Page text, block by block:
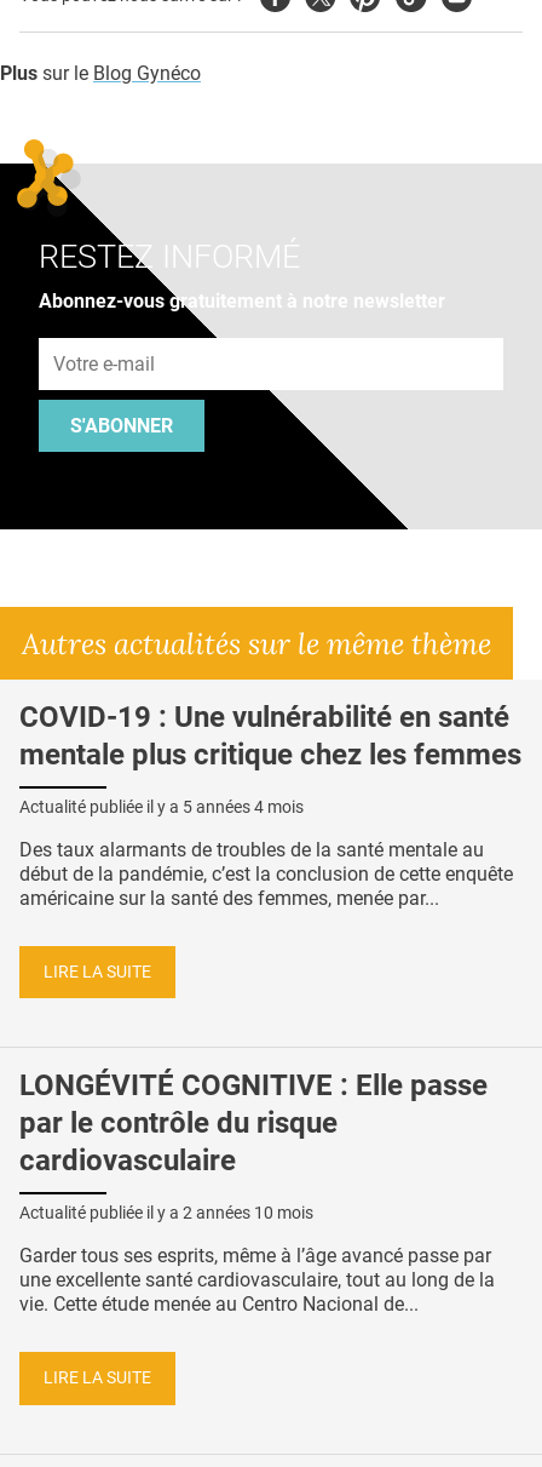
Plus sur le Blog Gynéco
RESTEZ INFORMÉ
Abonnez-vous gratuitement à notre newsletter
S'ABONNER
Autres actualités sur le même thème
COVID-19 : Une vulnérabilité en santé
mentale plus critique chez les femmes
Actualité publiée il y a 5 années 4 mois
Des taux alarmants de troubles de la santé mentale au
début de la pandémie, c’est la conclusion de cette enquête
américaine sur la santé des femmes, menée par...
LIRE LA SUITE
LONGÉVITÉ COGNITIVE : Elle passe
par le contrôle du risque
cardiovasculaire
Actualité publiée il y a 2 années 10 mois
Garder tous ses esprits, même à l’âge avancé passe par
une excellente santé cardiovasculaire, tout au long de la
vie. Cette étude menée au Centro Nacional de...
LIRE LA SUITE